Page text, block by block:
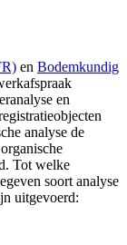
en Bodemkundig
en
analyse de
Tot welke
soort analyse
uitgevoerd: